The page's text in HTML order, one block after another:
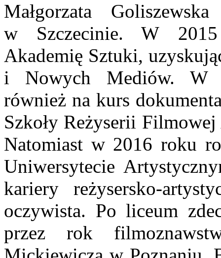
Małgorzata
w Szczecinie. W 2015
Akademię Sztuki,
i Nowych Mediów. W
również na kurs
Szkoły Reżyserii
Natomiast w 2016 roku
Uniwersytecie
kariery reżysersko-
oczywista. Po liceum
przez rok